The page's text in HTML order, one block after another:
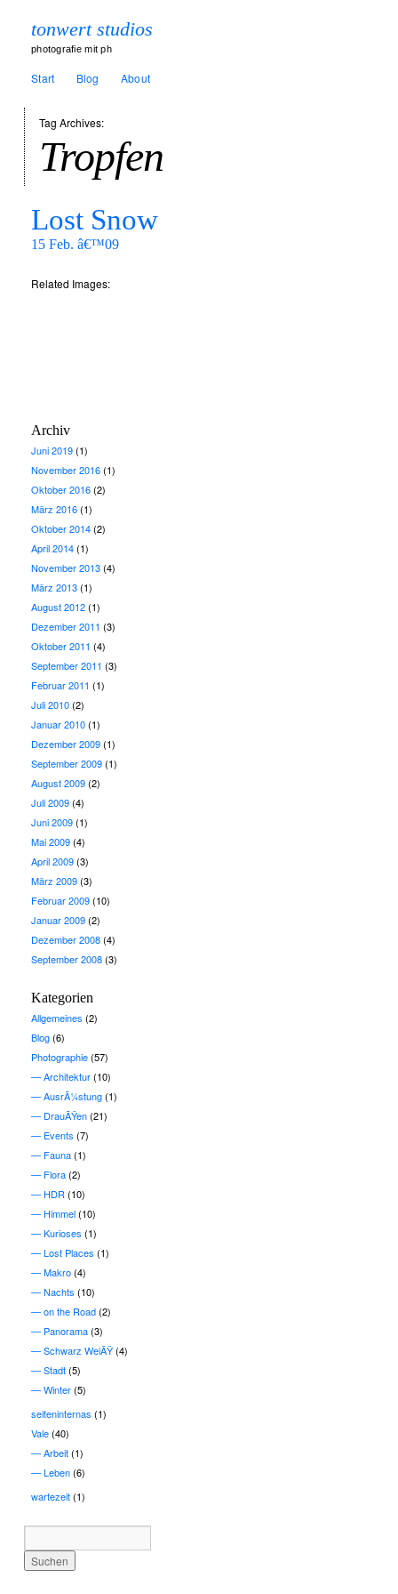
tonwert studios
photografie mit ph
Start Blog About
Tag Archives:
Tropfen
Lost Snow
15 Feb. â€™09
Related Images:
Archiv
Juni 2019(1)
November 2016(1)
Oktober 2016(2)
März 2016(1)
Oktober 2014(2)
April 2014(1)
November 2013(4)
März 2013(1)
August 2012(1)
Dezember 2011 (3)
Oktober 2011 (4)
September 2011 (3)
Februar 2011 (1)
Juli 2010(2)
Januar 2010(1)
Dezember 2009(1)
September 2009(1)
August 2009(2)
Juli 2009(4)
Juni 2009(1)
Mai 2009(4)
April 2009(3)
März 2009(3)
Februar 2009(10)
Januar 2009(2)
Dezember 2008(4)
September 2008(3)
Kategorien
Allgemeines (2)
Blog(6)
Photographie(57)
Architektur(10)
AusrÃ¼stung(1)
DrauÃŸen(21)
Events (7)
Fauna(1)
Flora(2)
HDR (10)
Himmel(10)
Kurioses (1)
Lost Places (1)
Makro(4)
Nachts (10)
on the Road(2)
Panorama(3)
Schwarz WeiÃŸ(4)
Stadt(5)
Winter(5)
seiteninternas (1)
Vale(40)
Arbeit(1)
Leben(6)
wartezeit(1)